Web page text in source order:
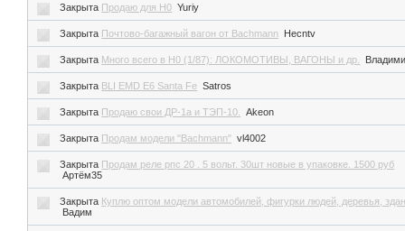
Закрыта Продаю для H0 Yuriy
Закрыта Почтово-багажный вагон от Bachmann Hecntv
Закрыта Много всего в H0 (1/87): ЛОКОМОТИВЫ, ВАГОНЫ и др.
Закрыта BLI EMD E6 Santa Fe Satros
Закрыта Продаю свои ДР-1а и ТЭП-10. Akeon
Закрыта Продам модели "Bachmann" vl4002
Закрыта Продам реле рпс 20 . 5 вольт. 30шт новые в упаковке. 1500 руб
Артём35
Закрыта Куплю оптом модели автомобилей, фигурки людей, деревья,
Вадим